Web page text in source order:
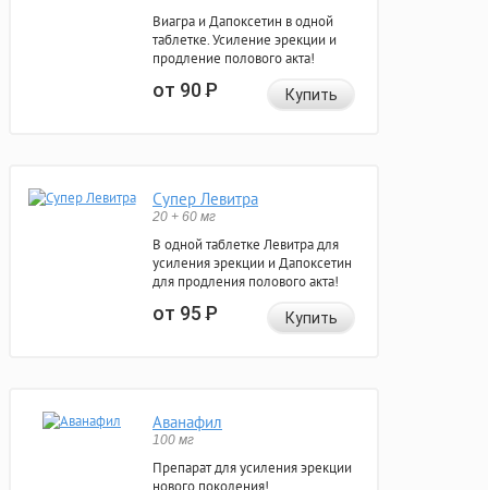
Виагра и Дапоксетин в одной
таблетке. Усиление эрекции и
продление полового акта!
от 90Р Купить
Супер Левитра
20 + 60 мг
В одной таблетке Левитра для
усиления эрекции и Дапоксетин
для продления полового акта!
от 95Р Купить
Аванафил
100 мг
Препарат для усиления эрекции